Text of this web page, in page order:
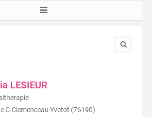
LESIEUR
G Clemenceau Yvetot (76190)